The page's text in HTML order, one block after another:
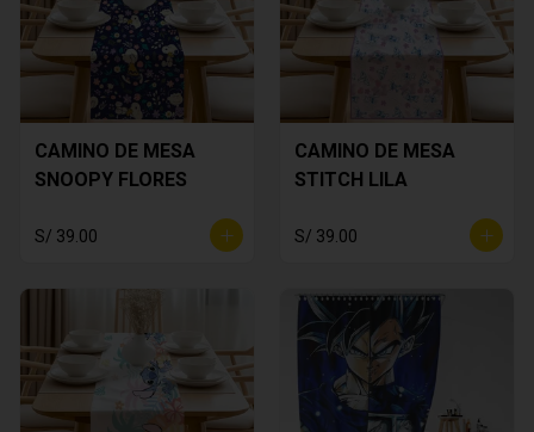
CAMINO DE MESA
SNOOPY FLORES
S/ 39.00
CAMINO DE MESA
STITCH LILA
S/ 39.00